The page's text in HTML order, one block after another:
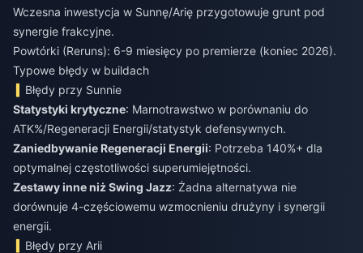
Wczesna inwestycja w Sunnę/Arię przygotowuje grunt pod
synergie frakcyjne.
Powtórki (Reruns): 6-9 miesięcy po premierze (koniec 2026).
Typowe błędy w buildach
Błędy przy Sunnie
Statystyki krytyczne: Marnotrawstwo w porównaniu do
ATK%/Regeneracji Energii/statystyk defensywnych.
Zaniedbywanie Regeneracji Energii: Potrzeba 140%+ dla
optymalnej częstotliwości superumiejętności.
Zestawy inne niż Swing Jazz: Żadna alternatywa nie
dorównuje 4-częściowemu wzmocnieniu drużyny i synergii
energii.
Błędy przy Arii